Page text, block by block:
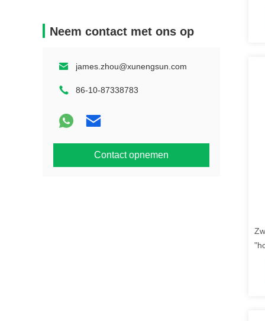
Neem contact met ons op
james.zhou@xunengsun.com
86-10-87338783
Contact opnemen